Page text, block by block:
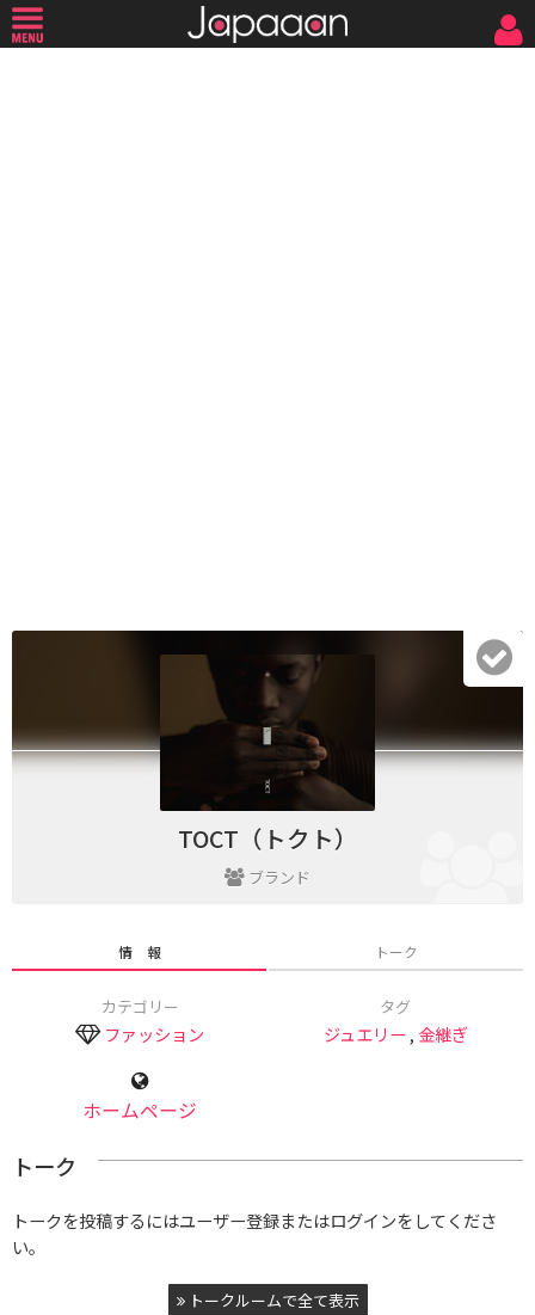
TOCT（トクト）
ブランド
情 報 トーク
カテゴリー
ファッション
タグ
ジュエリー , 金継ぎ
ホームページ
トーク
トークを投稿するにはユーザー登録またはログインをしてくださ
い。
トークルームで全て表示